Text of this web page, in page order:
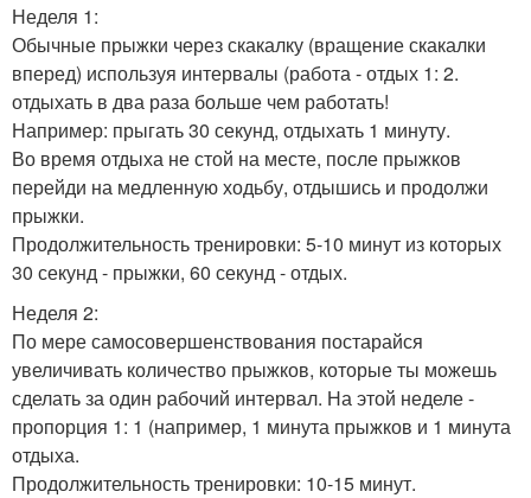
Неделя 1:
Обычные прыжки через скакалку (вращение скакалки
вперед) используя интервалы (работа - отдых 1: 2.
отдыхать в два раза больше чем работать!
Например: прыгать 30 секунд, отдыхать 1 минуту.
Во время отдыха не стой на месте, после прыжков
перейди на медленную ходьбу, отдышись и продолжи
прыжки.
Продолжительность тренировки: 5-10 минут из которых
30 секунд - прыжки, 60 секунд - отдых.
Неделя 2:
По мере самосовершенствования постарайся
увеличивать количество прыжков, которые ты можешь
сделать за один рабочий интервал. На этой неделе -
пропорция 1: 1 (например, 1 минута прыжков и 1 минута
отдыха.
Продолжительность тренировки: 10-15 минут.